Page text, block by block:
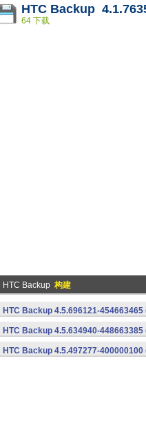
HTC Backup
64 下载
HTC Backup 构建
HTC Backup 4.5.696121-
HTC Backup 4.5.634940-
HTC Backup 4.5.497277-